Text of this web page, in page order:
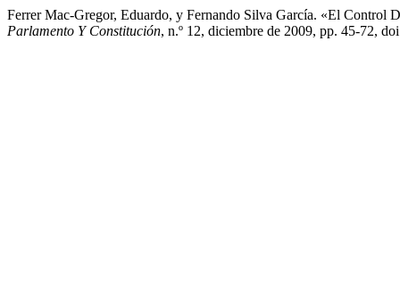
Ferrer Mac-Gregor, Eduardo, y Fernando Silva García. «El Control
Parlamento Y Constitución, n.º 12, diciembre de 2009, pp. 45-72,